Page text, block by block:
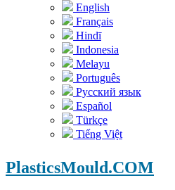
English
Français
Hindī
Indonesia
Melayu
Português
Русский язык
Español
Türkçe
Tiếng Việt
PlasticsMould.COM